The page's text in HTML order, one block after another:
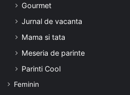
Gourmet
Jurnal de vacanta
Mama si tata
Meseria de parinte
Parinti Cool
Feminin